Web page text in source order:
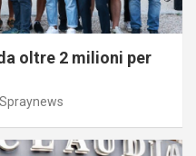
oltre 2 milioni per